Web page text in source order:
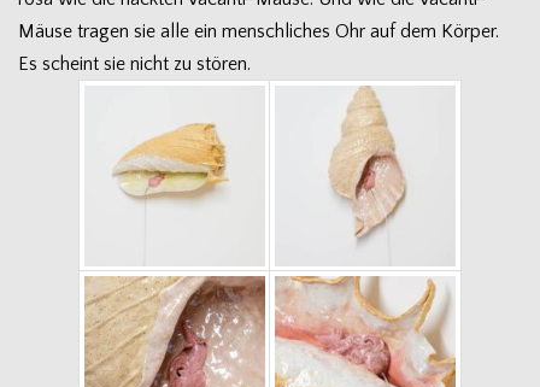
Mäuse tra­gen sie alle ein mensch­li­ches Ohr auf dem Kör­per.
Es scheint sie nicht zu stören.